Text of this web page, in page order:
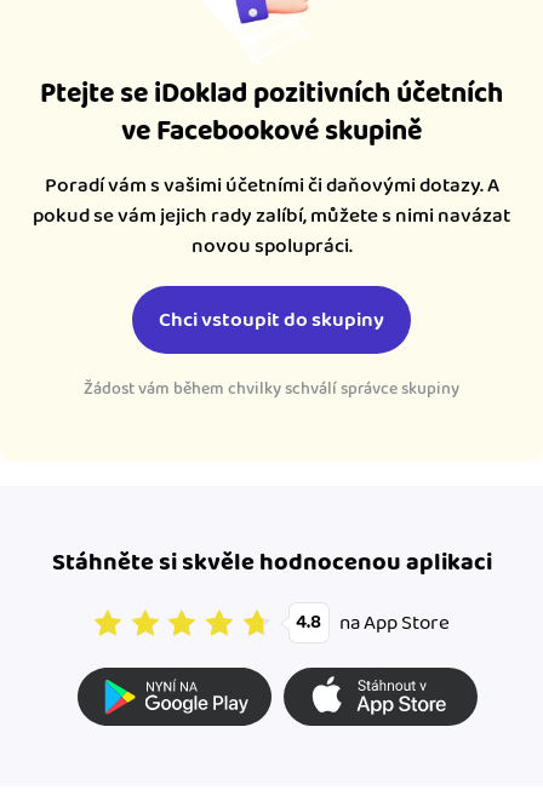
Ptejte se iDoklad pozitivních účetních
ve Facebookové skupině
Poradí vám s vašimi účetními či daňovými dotazy. A
pokud se vám jejich rady zalíbí, můžete s nimi navázat
novou spolupráci.
Chci vstoupit do skupiny
Žádost vám během chvilky schválí správce skupiny
Stáhněte si skvěle hodnocenou aplikaci
4.8 na App Store